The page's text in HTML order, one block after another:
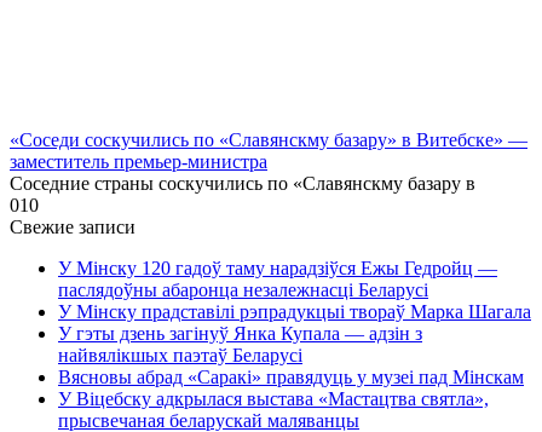
«Соседи соскучились по «Славянскму базару» в Витебске» —
заместитель премьер-министра
Соседние страны соскучились по «Славянскму базару в
010
Свежие записи
У Мінску 120 гадоў таму нарадзіўся Ежы Гедройц —
паслядоўны абаронца незалежнасці Беларусі
У Мінску прадставілі рэпрадукцыі твораў Марка Шагала
У гэты дзень загінуў Янка Купала — адзін з
найвялікшых паэтаў Беларусі
Вясновы абрад «Саракі» правядуць у музеі пад Мінскам
У Віцебску адкрылася выстава «Мастацтва святла»,
прысвечаная беларускай маляванцы